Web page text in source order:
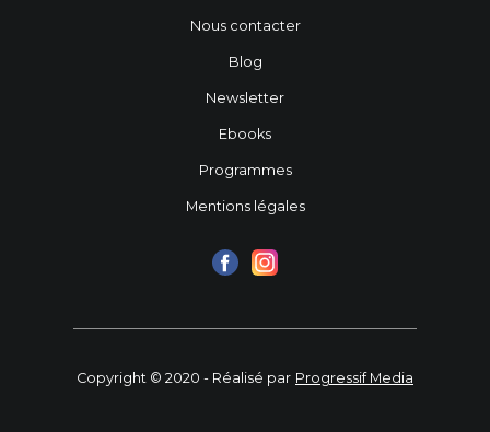
Nous contacter
Blog
Newsletter
Ebooks
Programmes
Mentions légales
Copyright © 2020 - Réalisé par Progressif Media